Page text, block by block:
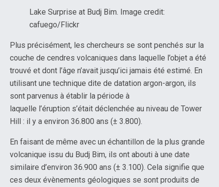
Lake Surprise at Budj Bim. Image credit:
cafuego/Flickr
Plus précisément, les chercheurs se sont penchés sur la
couche de cendres volcaniques dans laquelle l’objet a été
trouvé et dont l’âge n’avait jusqu’ici jamais été estimé. En
utilisant une technique dite de datation argon-argon, ils
sont parvenus à établir la période à
laquelle l’éruption s’était déclenchée au niveau de Tower
Hill : il y a environ 36.800 ans (± 3.800).
En faisant de même avec un échantillon de la plus grande
volcanique issu du Budj Bim, ils ont abouti à une date
similaire d’environ 36.900 ans (± 3.100). Cela signifie que
ces deux évènements géologiques se sont produits de